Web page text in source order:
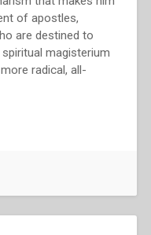
of apostles,
are destined to
magisterium
radical, all-